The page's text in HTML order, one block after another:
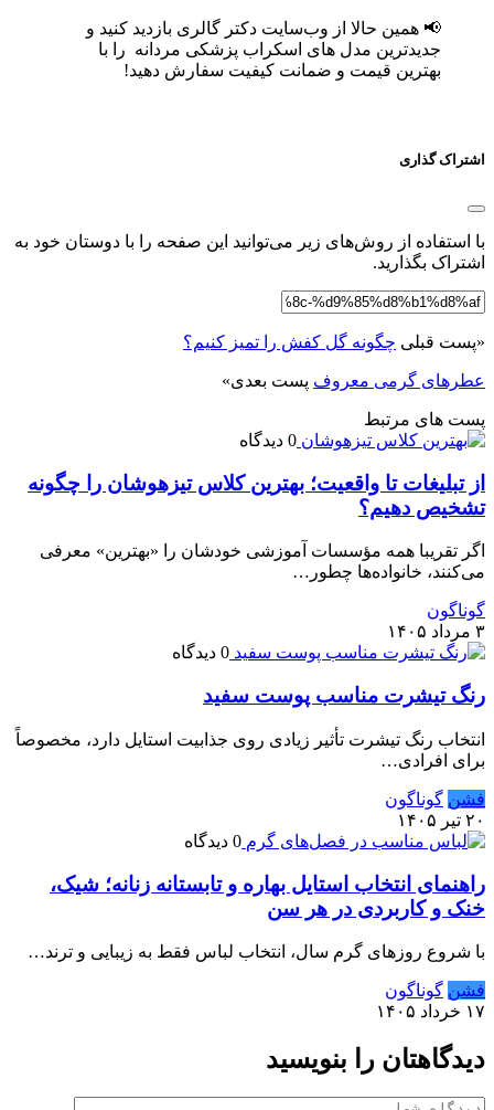
📢 همین حالا از وب‌سایت دکتر گالری بازدید کنید و
جدیدترین مدل‌ های اسکراب پزشکی مردانه را با
بهترین قیمت و ضمانت کیفیت سفارش دهید!
اشتراک گذاری
با استفاده از روش‌های زیر می‌توانید این صفحه را با دوستان خود به
اشتراک بگذارید.
«پست قبلی چگونه گل کفش را تمیز کنیم؟
عطرهای گرمی معروف پست بعدی»
پست های مرتبط
0 دیدگاه
از تبلیغات تا واقعیت؛ بهترین کلاس تیزهوشان را چگونه
تشخیص دهیم؟
اگر تقریبا همه مؤسسات آموزشی خودشان را «بهترین» معرفی
می‌کنند، خانواده‌ها چطور…
گوناگون
۳ مرداد ۱۴۰۵
0 دیدگاه
رنگ تیشرت مناسب پوست سفید
انتخاب رنگ تیشرت تأثیر زیادی روی جذابیت استایل دارد، مخصوصاً
برای افرادی…
فشن گوناگون
۲۰ تیر ۱۴۰۵
0 دیدگاه
راهنمای انتخاب استایل بهاره و تابستانه زنانه؛ شیک،
خنک و کاربردی در هر سن
با شروع روزهای گرم سال، انتخاب لباس فقط به زیبایی و ترند…
فشن گوناگون
۱۷ خرداد ۱۴۰۵
دیدگاهتان را بنویسید